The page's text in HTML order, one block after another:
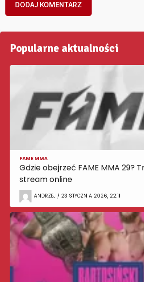
Popularne aktualności
FAME MMA
Gdzie obejrzeć FAME MMA 29?
stream online
ANDRZEJ / 23 STYCZNIA 2026, 22:11